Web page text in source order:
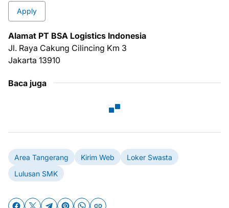
Apply
Alamat PT BSA Logistics Indonesia
Jl. Raya Cakung Cilincing Km 3
Jakarta 13910
Baca juga
Area Tangerang Kirim Web
Loker Swasta
Lulusan SMK